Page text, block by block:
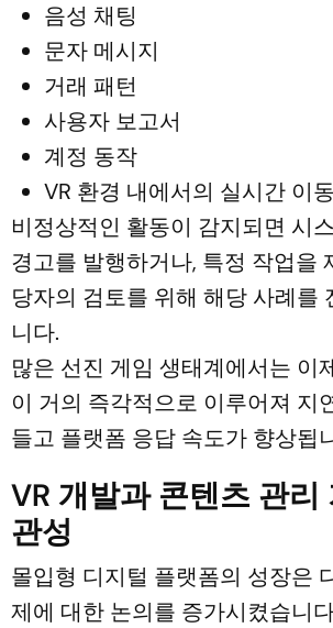
음성 채팅
문자 메시지
거래 패턴
사용자 보고서
계정 동작
VR 환경 내에서의 실시간 이동
비정상적인 활동이 감지되면 시
경고를 발행하거나, 특정 작업을
당자의 검토를 위해 해당 사례를
니다.
많은 선진 게임 생태계에서는 이
이 거의 즉각적으로 이루어져 지
들고 플랫폼 응답 속도가 향상됩
VR 개발과 콘텐츠 관리
관성
몰입형 디지털 플랫폼의 성장은
제에 대한 논의를 증가시켰습니